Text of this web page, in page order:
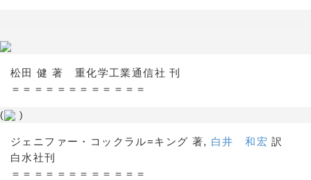
松田 健 著 重化学工業通信社 刊
＝＝＝＝＝＝＝＝＝＝＝＝
( )
ジェニファー・コックラル=キング 著, 白井 和宏 訳
白水社刊
＝＝＝＝＝＝＝＝＝＝＝＝